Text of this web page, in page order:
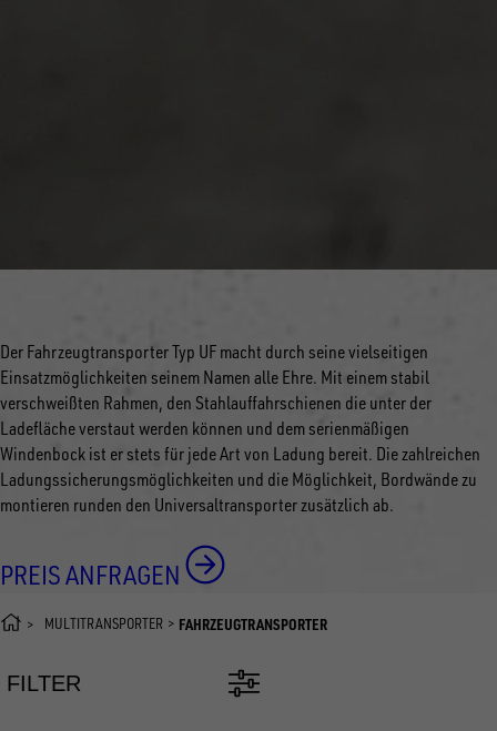
Der Fahrzeugtransporter Typ UF macht durch seine vielseitigen
Einsatzmöglichkeiten seinem Namen alle Ehre. Mit einem stabil
verschweißten Rahmen, den Stahlauffahrschienen die unter der
Ladefläche verstaut werden können und dem serienmäßigen
Windenbock ist er stets für jede Art von Ladung bereit. Die zahlreichen
Ladungssicherungsmöglichkeiten und die Möglichkeit, Bordwände zu
montieren runden den Universaltransporter zusätzlich ab.
PREIS ANFRAGEN
MULTITRANSPORTER FAHRZEUGTRANSPORTER
FILTER